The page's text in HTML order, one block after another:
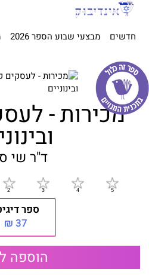
חדשים מבצעי שבוע הספר 2026
מכירות -
ד"ר שי
ספר
37 ₪
הוספה